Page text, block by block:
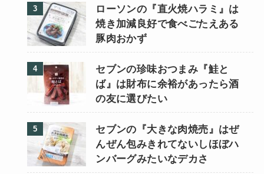
ローソンの『直火焼ハラミ』は
焼き加減良好で食べごたえある
豚肉おかず
セブンの珍味おつまみ『鮭と
ば』は財布に余裕があったら酒
の友に選びたい
セブンの『大きな肉焼売』はぜ
んぜん包みきれてないしほぼハ
ンバーグみたいなデカさ